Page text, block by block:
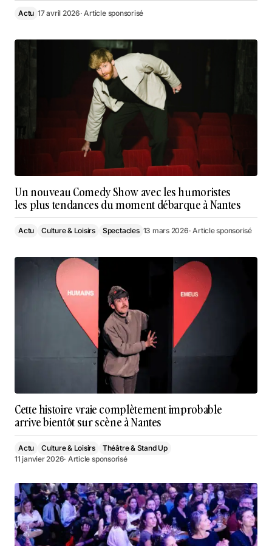
Actu 17 avril 2026· Article sponsorisé
Un nouveau Comedy Show avec les humoristes
les plus tendances du moment débarque à Nantes
Actu Culture & Loisirs Spectacles 13 mars 2026· Article sponsorisé
Cette histoire vraie complètement improbable
arrive bientôt sur scène à Nantes
Actu Culture & Loisirs
Théâtre & Stand Up
11 janvier 2026· Article sponsorisé